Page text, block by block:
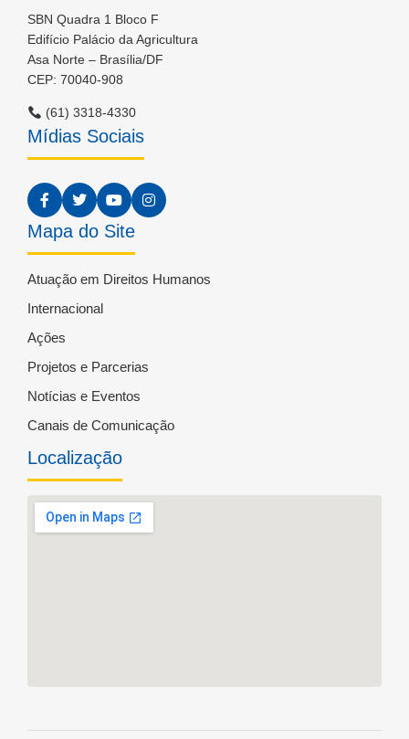
SBN Quadra 1 Bloco F
Edifício Palácio da Agricultura
Asa Norte – Brasília/DF
CEP: 70040-908
(61) 3318-4330
Mídias Sociais
Mapa do Site
Atuação em Direitos Humanos
Internacional
Ações
Projetos e Parcerias
Notícias e Eventos
Canais de Comunicação
Localização